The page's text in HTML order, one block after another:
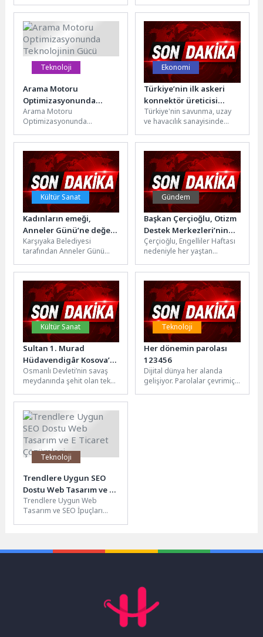
düzenlenen etkinlikler
devam ediyor. TKB Kemer
Şubesi...
U15 sporcusu, üç...
Teknoloji
Arama Motoru
Optimizasyonunda
Teknolojinin Gücü
Arama Motoru
Optimizasyonunda
motoru optimizasyonu
(SEO), web sitelerinin arama
motorlarında daha
görünür...
Ekonomi
Türkiye’nin ilk askeri
konnektör üreticisi
ARMSTO, SAHA
2026’daydı
Türkiye'nin savunma, uzay
ve havacılık sanayisinde
sona erdi. Vefa Kuzu
tarafından...
Kültür Sanat
Kadınların emeği,
Anneler Günü’ne değer
kattı
Karşıyaka Belediyesi
tarafından Anneler Günü
düzenlenen “Kadın Emeği
Pazarı” Bostanlı Zühtü Işıl
Meydanı’nda...
Gündem
Başkan Çerçioğlu, Otizm
Destek Merkezleri’nin
Öğrencilerini Ata
Tohumlarından Üretilen
Fideler ile Buluşturdu
Çerçioğlu, Engelliler Haftası
nedeniyle her yaştan
anlamlı etkinliklerle
buluşturmaya devam
ediyor.Aydın Büyükşehir
Belediye...
Kültür Sanat
Sultan 1. Murad
Hüdavendigâr Kosova’da
Dualarla Anıldı
Osmanlı Devleti’nin savaş
meydanında şehit olan tek
Murad Hüdavendigâr Han,
vefatının...
Teknoloji
Her dönemin parolası
123456
Dijital dünya her alanda
gelişiyor. Parolalar çevrimiçi
Teknoloji
Trendlere Uygun SEO
Dostu Web Tasarım ve E
Ticaret Çözümleri
Trendlere Uygun Web
Tasarım ve SEO İpuçları